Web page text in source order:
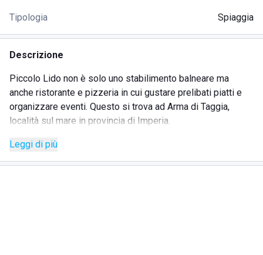
Tipologia Spiaggia
Descrizione
Piccolo Lido non è solo uno stabilimento balneare ma
anche ristorante e pizzeria in cui gustare prelibati piatti e
organizzare eventi. Questo si trova ad Arma di Taggia,
località sul mare in provincia di Imperia.
attrezzata con diversi giochi per bambini (scivoli, altalene,
materassi gonfiabili, tappeti elastici, tavoli da ping pong) e
Leggi di più